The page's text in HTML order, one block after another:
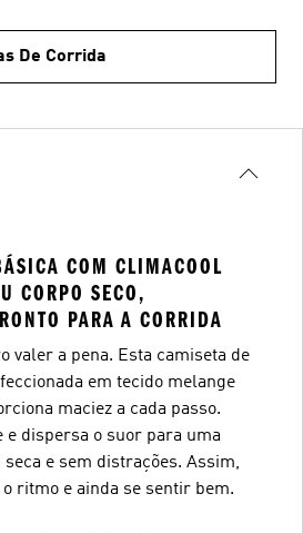
De Corrida
COM CLIMACOOL
CORPO SECO,
PARA A CORRIDA
valer a pena. Esta camiseta de
em tecido melange
maciez a cada passo.
e dispersa o suor para uma
e sem distrações. Assim,
ritmo e ainda se sentir bem.